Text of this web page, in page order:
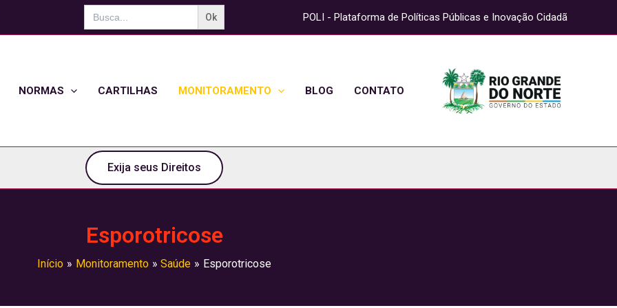
Search
for:
POLI - Plataforma de Políticas Públicas e Inovação Cidadã
NORMAS CARTILHAS MONITORAMENTO BLOG CONTATO
Exija seus Direitos
Esporotricose
Início Monitoramento Saúde Esporotricose